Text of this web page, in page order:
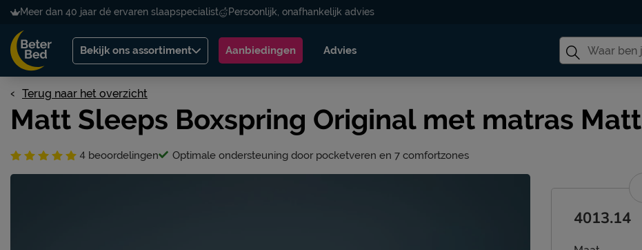
Meer dan 40 jaar dé ervaren slaapspecialist Persoonlijk, onafhankelijk advies
Bekijk ons assortiment Aanbiedingen Advies
Terug naar het overzicht
Matt Sleeps Boxspring Original met matras Matt
4 beoordelingen Optimale ondersteuning door pocketveren en 7 comfortzones
4013.14